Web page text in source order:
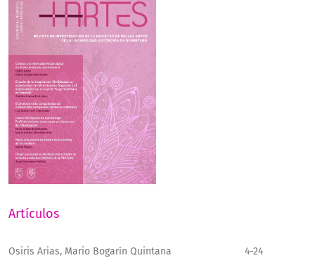
Artículos
Osiris Arias, Mario Bogarín Quintana 4-24